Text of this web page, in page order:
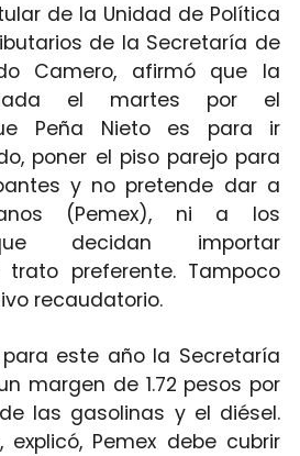
de la Unidad de Política
de la Secretaría de
Camero, afirmó que la
el martes por el
Peña Nieto es para ir
poner el piso parejo para
y no pretende dar a
(Pemex), ni a los
decidan importar
trato preferente. Tampoco
recaudatorio.
este año la Secretaría
margen de 1.72 pesos por
las gasolinas y el diésel.
Pemex debe cubrir